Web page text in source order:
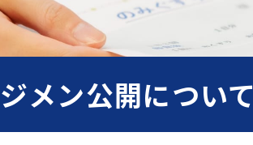
メン公開について